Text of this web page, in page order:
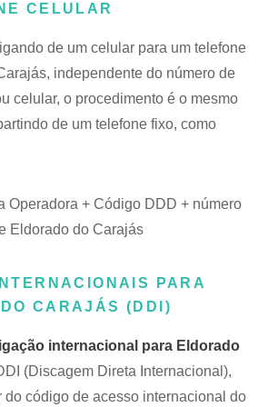
CELULAR
de um celular para um telefone
independente do número de
celular, o procedimento é o mesmo
de um telefone fixo, como
Operadora + Código DDD + número
Eldorado do Carajás
PARA
CARAJÁS (DDI)
ligação internacional para Eldorado
(Discagem Direta Internacional),
do código de acesso internacional do